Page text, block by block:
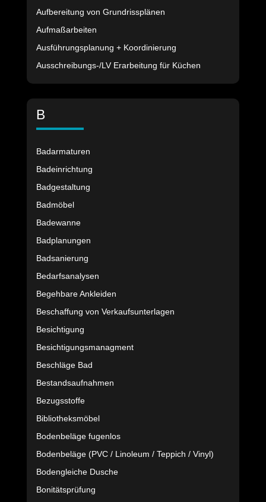
Aufbereitung von Grundrissplänen
Aufmaßarbeiten
Ausführungsplanung + Koordinierung
Ausschreibungs-/LV Erarbeitung für Küchen
B
Badarmaturen
Badeinrichtung
Badgestaltung
Badmöbel
Badewanne
Badplanungen
Badsanierung
Bedarfsanalysen
Begehbare Ankleiden
Beschaffung von Verkaufsunterlagen
Besichtigung
Besichtigungsmanagment
Beschläge Bad
Bestandsaufnahmen
Bezugsstoffe
Bibliotheksmöbel
Bodenbeläge fugenlos
Bodenbeläge (PVC / Linoleum / Teppich / Vinyl)
Bodengleiche Dusche
Bonitätsprüfung